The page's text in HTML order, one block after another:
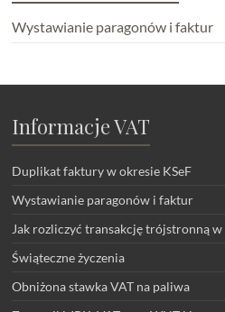
Wystawianie paragonów i faktur
Informacje VAT
Duplikat faktury w okresie KSeF
Wystawianie paragonów i faktur
Jak rozliczyć transakcję trójstronną
Świąteczne życzenia
Obniżona stawka VAT na paliwa